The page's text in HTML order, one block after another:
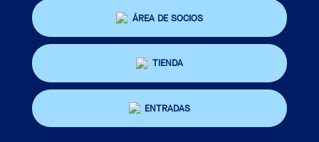
ÁREA DE SOCIOS
TIENDA
ENTRADAS